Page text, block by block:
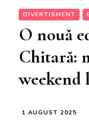
DIVERTISMENT
O nouă
Chitară:
weekend
1 AUGUST 2025